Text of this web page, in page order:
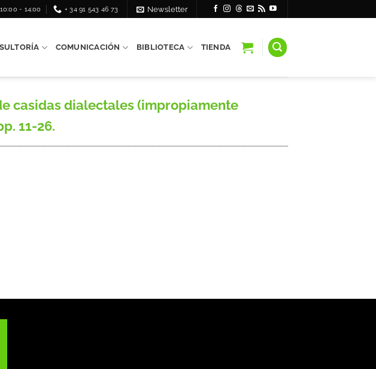
10:00 - 14:00 + 34 91 543 46 73 Newsletter
COMUNICACIÓN BIBLIOTECA TIENDA
casidas dialectales (impropiamente
11-26.